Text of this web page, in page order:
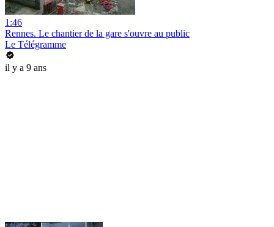
1:46
Rennes. Le chantier de la gare s'ouvre au public
Le Télégramme
il y a 9 ans